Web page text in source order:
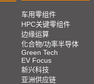
车用零组件
HPC关键零组件
边缘运算
化合物/功率半导体
Green Tech
EV Focus
新兴科技
亚洲供应链